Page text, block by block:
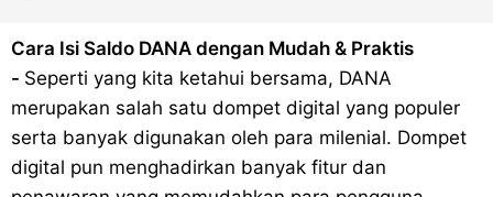
Apa itu Grab Saap? Layanan Antri Online Terbaru Dari Grab
Cara Jitu Mendapat Voucher Gojek Gratis
Cara Ping DNS Server Gojek Gopartner
Cara Isi Saldo DANA dengan Mudah & Praktis
- Seperti yang kita ketahui bersama, DANA
merupakan salah satu dompet digital yang populer
serta banyak digunakan oleh para milenial. Dompet
digital pun menghadirkan banyak fitur dan